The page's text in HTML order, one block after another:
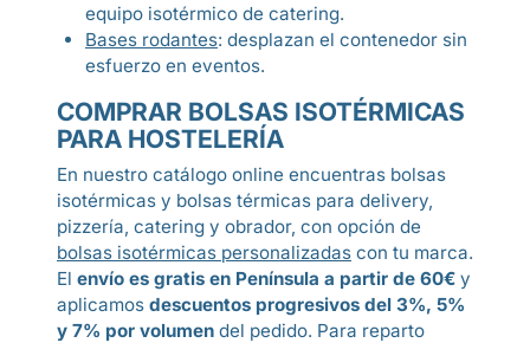
equipo isotérmico de catering.
Bases rodantes: desplazan el contenedor sin
esfuerzo en eventos.
COMPRAR BOLSAS ISOTÉRMICAS
PARA HOSTELERÍA
En nuestro catálogo online encuentras bolsas
isotérmicas y bolsas térmicas para delivery,
pizzería, catering y obrador, con opción de
bolsas isotérmicas personalizadas con tu marca.
El envío es gratis en Península a partir de 60€ y
aplicamos descuentos progresivos del 3%, 5%
y 7% por volumen del pedido. Para reparto